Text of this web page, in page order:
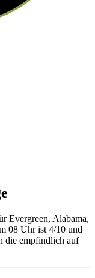
Evergreen, Alabama,
08 Uhr ist 4/10 und
die empfindlich auf